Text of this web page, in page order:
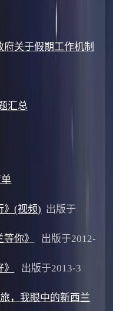
关于假期工作机制
汇总
》(视频) 出版于
你》
出版于2012-
出版于2013-3
，我眼中的新西兰